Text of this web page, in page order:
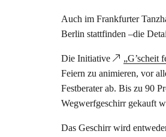
Auch im Frankfurter
Berlin stattfinden –die
Die Initiative „G’scheit
Feiern zu animieren, vor
Festberater ab. Bis zu 90
Wegwerfgeschirr gekauft
Das Geschirr wird